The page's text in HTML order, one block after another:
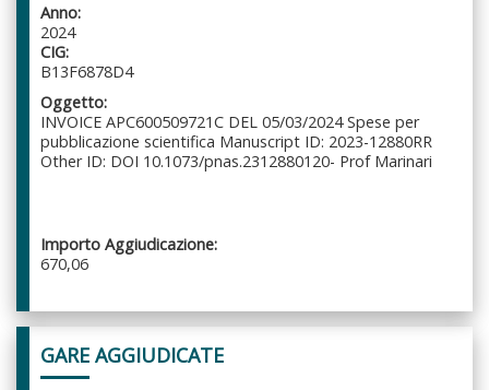
Anno:
2024
CIG:
B13F6878D4
Oggetto:
INVOICE APC600509721C DEL 05/03/2024 Spese per
pubblicazione scientifica Manuscript ID: 2023-12880RR
Other ID: DOI 10.1073/pnas.2312880120- Prof Marinari
Importo Aggiudicazione:
670,06
GARE AGGIUDICATE